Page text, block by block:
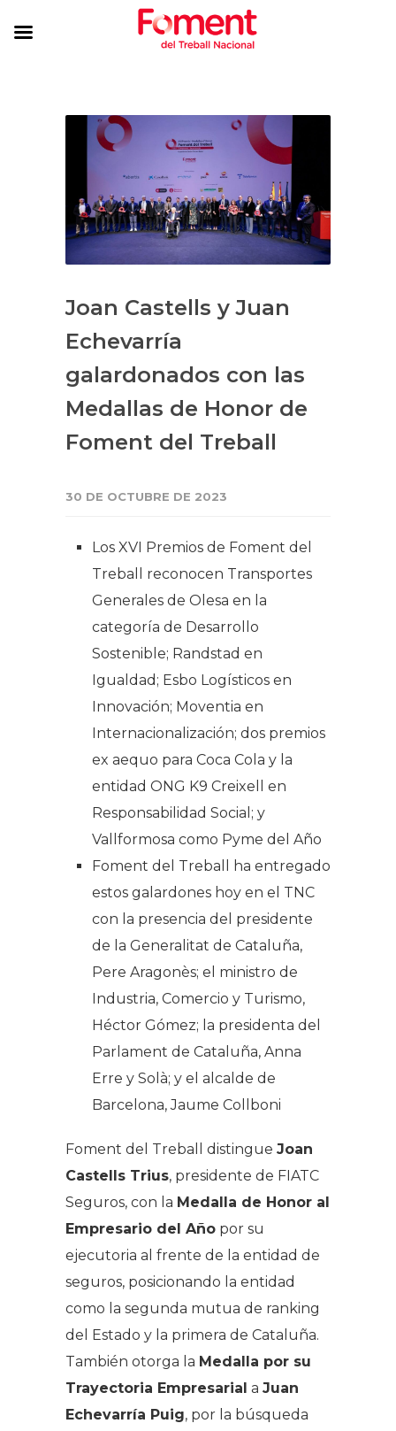
Joan Castells y Juan
Echevarría
galardonados con las
Medallas de Honor de
Foment del Treball
30 DE OCTUBRE DE 2023
Los XVI Premios de Foment del
Treball reconocen Transportes
Generales de Olesa en la
categoría de Desarrollo
Sostenible; Randstad en
Igualdad; Esbo Logísticos en
Innovación; Moventia en
Internacionalización; dos premios
ex aequo para Coca Cola y la
entidad ONG K9 Creixell en
Responsabilidad Social; y
Vallformosa como Pyme del Año
Foment del Treball ha entregado
estos galardones hoy en el TNC
con la presencia del presidente
de la Generalitat de Cataluña,
Pere Aragonès; el ministro de
Industria, Comercio y Turismo,
Héctor Gómez; la presidenta del
Parlament de Cataluña, Anna
Erre y Solà; y el alcalde de
Barcelona, Jaume Collboni
Foment del Treball distingue Joan
Castells Trius, presidente de FIATC
Seguros, con la Medalla de Honor al
Empresario del Año por su
ejecutoria al frente de la entidad de
seguros, posicionando la entidad
como la segunda mutua de ranking
del Estado y la primera de Cataluña.
También otorga la Medalla por su
Trayectoria Empresarial a Juan
Echevarría Puig, por la búsqueda